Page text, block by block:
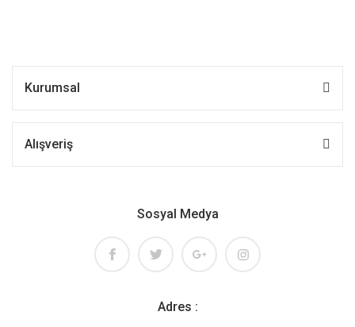
Kurumsal
Alışveriş
Sosyal Medya
Adres :